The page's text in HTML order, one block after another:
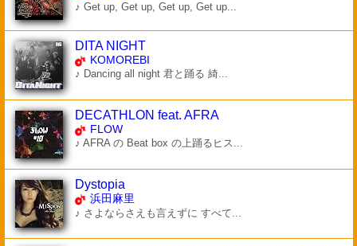
♪ Get up, Get up, Get up, Get up...
DITA NIGHT
KOMOREBI
♪ Dancing all night 君と踊る 綺...
DECATHLON feat. AFRA
FLOW
♪ AFRA の Beat box の上踊るヒス...
Dystopia
浜田麻里
♪ さよならさえも言えずに すべて...